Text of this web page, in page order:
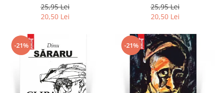
Dinu Sararu
25,95 Lei
20,50 Lei
25,95 Lei
20,50 Lei
-21% -21%